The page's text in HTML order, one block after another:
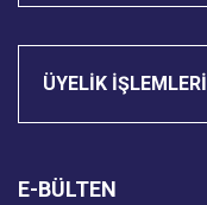
ÜYELİK İŞLEMLERİ
E-BÜLTEN